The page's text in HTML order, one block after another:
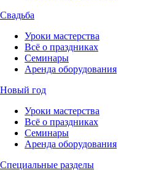
Свадьба
Уроки мастерства
Всё о праздниках
Семинары
Аренда оборудования
Новый год
Уроки мастерства
Всё о праздниках
Семинары
Аренда оборудования
Специальные разделы